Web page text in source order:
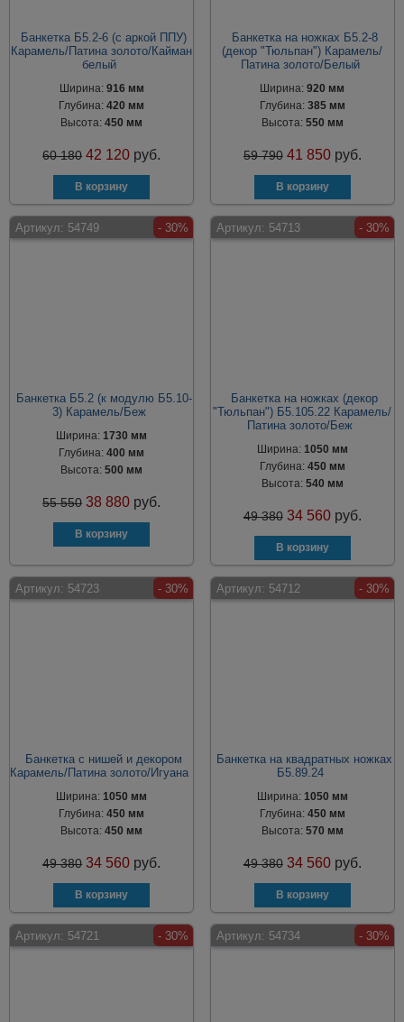
Банкетка Б5.2-6 (с аркой ППУ)
Карамель/Патина золото/Кайман
белый
Ширина: 916 мм
Глубина:420 мм
Высота:450 мм
60 180 42 120 руб.
Банкетка на ножках Б5.2-8
(декор "Тюльпан") Карамель/
Патина золото/Белый
Ширина:920 мм
Глубина: 385 мм
Высота: 550 мм
59 790 41 850 руб.
Артикул: 54749 - 30%
Банкетка Б5.2 (к модулю Б5.10-
3) Карамель/Беж
Ширина:1730 мм
Глубина:400 мм
Высота:500 мм
55 550 38 880 руб.
Артикул: 54713 - 30%
Банкетка на ножках (декор
"Тюльпан") Б5.105.22 Карамель/
Патина золото/Беж
Ширина: 1050 мм
Глубина: 450 мм
Высота: 540 мм
49 380 34 560 руб.
Артикул: 54723 - 30%
Банкетка с нишей и декором
Карамель/Патина золото/Игуана
Ширина:1050 мм
Глубина:450 мм
Высота:450 мм
49 380 34 560 руб.
Артикул: 54712 - 30%
Банкетка на квадратных ножках
Б5.89.24
Ширина: 1050 мм
Глубина: 450 мм
Высота: 570 мм
49 380 34 560 руб.
Артикул: 54721 - 30% Артикул: 54734 - 30%